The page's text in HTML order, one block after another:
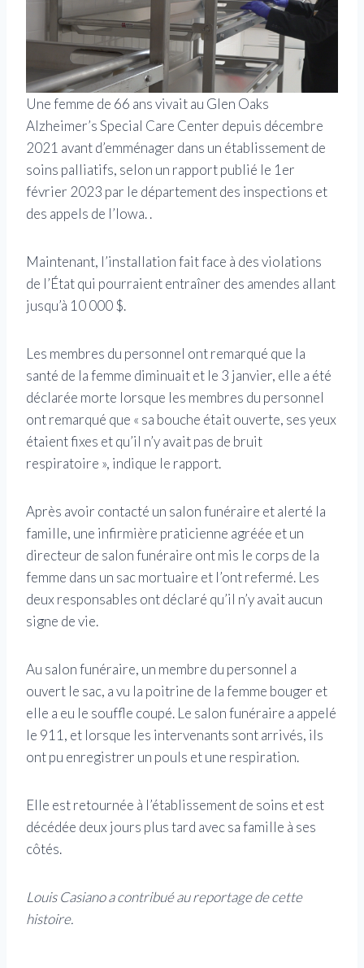
Une femme de 66 ans vivait au Glen Oaks
Alzheimer’s Special Care Center depuis décembre
2021 avant d’emménager dans un établissement de
soins palliatifs, selon un rapport publié le 1er
février 2023 par le département des inspections et
des appels de l’Iowa. .
Maintenant, l’installation fait face à des violations
de l’État qui pourraient entraîner des amendes allant
jusqu’à 10 000 $.
Les membres du personnel ont remarqué que la
santé de la femme diminuait et le 3 janvier, elle a été
déclarée morte lorsque les membres du personnel
ont remarqué que « sa bouche était ouverte, ses yeux
étaient fixes et qu’il n’y avait pas de bruit
respiratoire », indique le rapport.
Après avoir contacté un salon funéraire et alerté la
famille, une infirmière praticienne agréée et un
directeur de salon funéraire ont mis le corps de la
femme dans un sac mortuaire et l’ont refermé. Les
deux responsables ont déclaré qu’il n’y avait aucun
signe de vie.
Au salon funéraire, un membre du personnel a
ouvert le sac, a vu la poitrine de la femme bouger et
elle a eu le souffle coupé. Le salon funéraire a appelé
le 911, et lorsque les intervenants sont arrivés, ils
ont pu enregistrer un pouls et une respiration.
Elle est retournée à l’établissement de soins et est
décédée deux jours plus tard avec sa famille à ses
côtés.
Louis Casiano a contribué au reportage de cette
histoire.